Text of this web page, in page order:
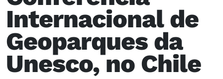
Internacional de
Geoparques da
Unesco, no Chile